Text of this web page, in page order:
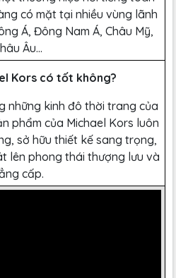
có mặt tại nhiều vùng lãnh
Á, Đông Nam Á, Châu Mỹ,
Âu…
Kors có tốt không?
những kinh đô thời trang của
phẩm của Michael Kors luôn
sở hữu thiết kế sang trọng,
lên phong thái thượng lưu và
cấp.